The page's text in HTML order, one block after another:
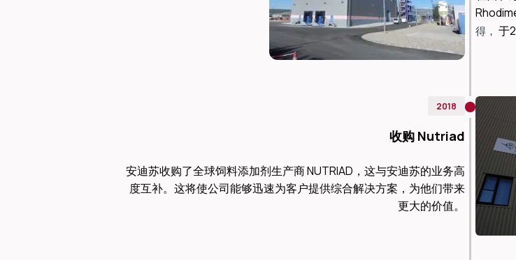
得， 于
2018
收购 Nutriad
安迪苏收购了全球饲料添加剂生产商 NUTRIAD，这与安迪苏的业务高
度互补。这将使公司能够迅速为客户提供综合解决方案，为他们带来
更大的价值。